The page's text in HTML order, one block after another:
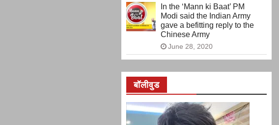
In the ‘Mann ki Baat’ PM
Modi said the Indian Army
gave a befitting reply to the
Chinese Army
June 28, 2020
बॉलीवुड